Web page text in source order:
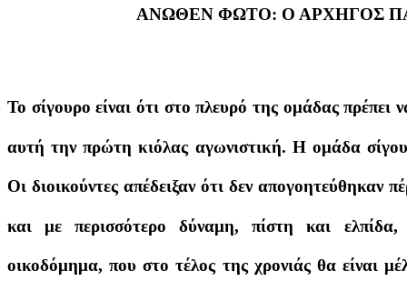
ΑΝΩΘΕΝ ΦΩΤΟ: Ο ΑΡΧΗΓΟΣ
Το σίγουρο είναι ότι στο πλευρό της ομάδας πρέπει
αυτή την πρώτη κιόλας αγωνιστική. Η ομάδα
Οι διοικούντες απέδειξαν ότι δεν απογοητεύθηκαν
και με περισσότερο δύναμη, πίστη και
οικοδόμημα, που στο τέλος της χρονιάς θα είναι